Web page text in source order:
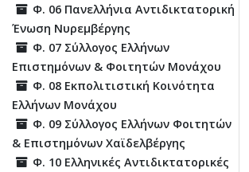
Φ. 06 Πανελλήνια Αντιδικτατορική
Ένωση Νυρεμβέργης
Φ. 07 Σύλλογος Ελλήνων
Επιστημόνων & Φοιτητών Μονάχου
Φ. 08 Εκπολιτιστική Κοινότητα
Ελλήνων Μονάχου
Φ. 09 Σύλλογος Ελλήνων Φοιτητών
& Επιστημόνων Χαϊδελβέργης
Φ. 10 Ελληνικές Αντιδικτατορικές